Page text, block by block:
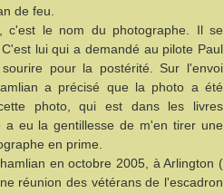
de feu.
c'est le nom du photographe. Il se
lui qui a demandé au pilote Paul
pour la postérité. Sur l'envoi
a précisé que la photo a été
photo, qui est dans les livres
a eu la gentillesse de m'en tirer une
en prime.
en octobre 2005, à Arlington (
réunion des vétérans de l'escadron